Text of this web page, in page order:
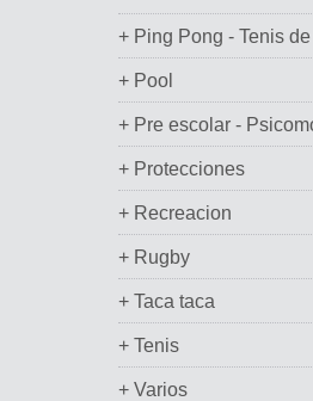
+ Ping Pong - Tenis
+ Pool
+ Pre escolar -
+ Protecciones
+ Recreacion
+ Rugby
+ Taca taca
+ Tenis
+ Varios